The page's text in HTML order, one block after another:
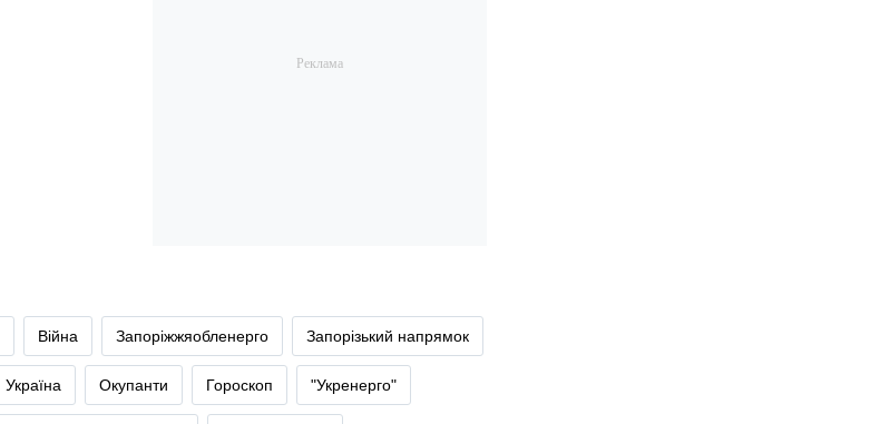
Війна Запоріжжяобленерго Запорізький напрямок
Україна Окупанти Гороскоп "Укренерго"